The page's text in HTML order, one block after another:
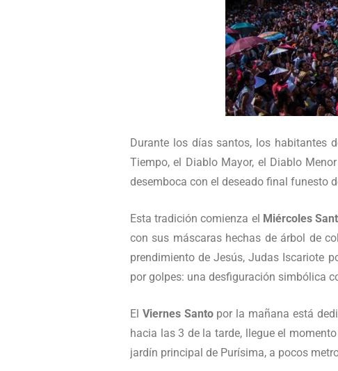
Durante los días santos, los habitantes
Tiempo, el Diablo Mayor, el Diablo
desemboca con el deseado final funesto
Esta tradición comienza el Miércoles
con sus máscaras hechas de árbol de
prendimiento de Jesús, Judas Iscariote
por golpes: una desfiguración simbólica
El Viernes Santopor la mañana está
hacia las 3 de la tarde, llegue el
jardín principal de Purísima, a pocos